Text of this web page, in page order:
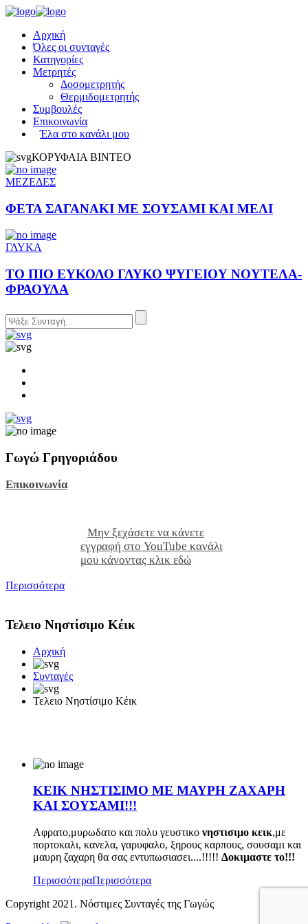
Αρχική
Όλες οι συνταγές
Κατηγορίες
Μετρητές
Δοσομετρητής
Θερμιδομετρητής
Συμβουλές
Επικοινωνία
Έλα στο κανάλι μου
ΚΟΡΥΦΑΙΑ ΒΙΝΤΕΟ
ΜΕΖΕΔΕΣ
ΦΕΤΑ ΣΑΓΑΝΑΚΙ ΜΕ ΣΟΥΣΑΜΙ ΚΑΙ ΜΕΛΙ
ΓΛΥΚΑ
ΤΟ ΠΙΟ ΕΥΚΟΛΟ ΓΛΥΚΟ ΨΥΓΕΙΟΥ ΝΟΥΤΕΛΑ-
ΦΡΑΟΥΛΑ
Γωγώ Γρηγοριάδου
Επικοινωνία
Μην ξεχάσετε να κάνετε
εγγραφή στο YouTube κανάλι
μου κάνοντας κλικ εδώ
Περισσότερα
Τελειο Νηστίσιμο Κέικ
Αρχική
Συνταγές
Τελειο Νηστίσιμο Κέικ
ΚΕΙΚ ΝΗΣΤΙΣΙΜΟ ΜΕ ΜΑΥΡΗ ΖΑΧΑΡΗ
ΚΑΙ ΣΟΥΣΑΜΙ!!!
Αφρατο,μυρωδατο και πολυ γευστικο νηστισιμο κεικ,με
πορτοκαλι, κανελα, γαρυφαλο, ξηρους καρπους, σουσαμι και
μαυρη ζαχαρη θα σας εντυπωσιασει....!!!!! Δοκιμαστε το!!!
ΠερισσότεραΠερισσότερα
Copyright 2021. Νόστιμες Συνταγές της Γωγώς